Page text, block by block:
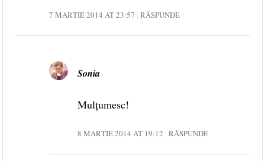
7 MARTIE 2014 AT 23:57 RĂSPUNDE
Sonia
Mulțumesc!
8 MARTIE 2014 AT 19:12 RĂSPUNDE